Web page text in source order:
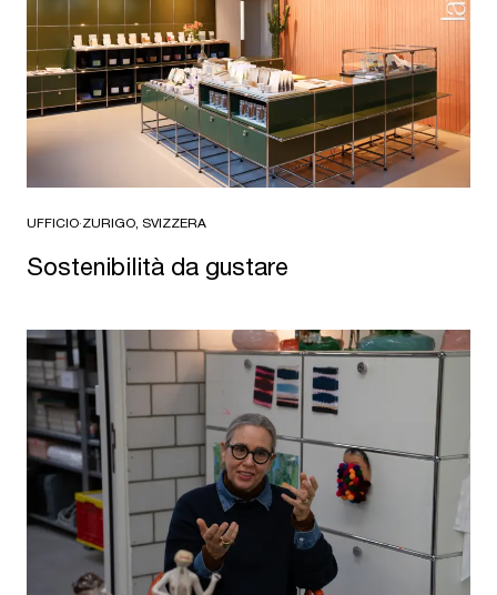
UFFICIO·ZURIGO, SVIZZERA
Sostenibilità da gustare